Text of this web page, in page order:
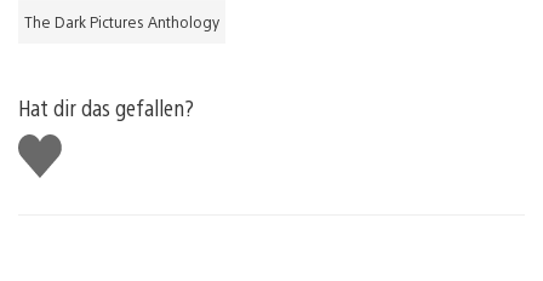
The Dark Pictures Anthology
Hat dir das gefallen?
Gefällt
mir